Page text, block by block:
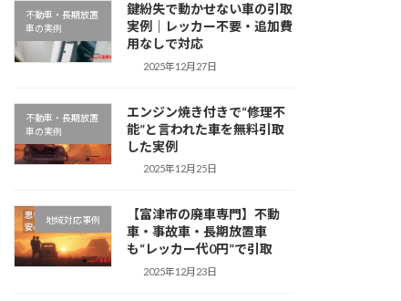
不動車・長期放置
車の実例
鍵紛失で動かせない車の引取
実例｜レッカー不要・追加費
用なしで対応
2025年12月27日
不動車・長期放置
車の実例
エンジン焼き付きで“修理不
能”と言われた車を無料引取
した実例
2025年12月25日
地域対応事例
【富津市の廃車専門】不動
車・事故車・長期放置車
も“レッカー代0円”で引取
2025年12月23日